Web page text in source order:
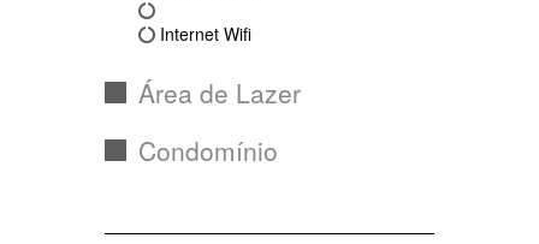
Internet Wifi
Área de Lazer
Condomínio